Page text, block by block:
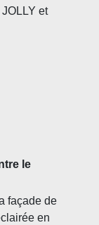
et
le
façade de
en